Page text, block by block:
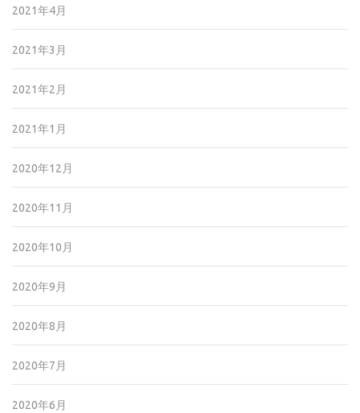
2021年4月
2021年3月
2021年2月
2021年1月
2020年12月
2020年11月
2020年10月
2020年9月
2020年8月
2020年7月
2020年6月